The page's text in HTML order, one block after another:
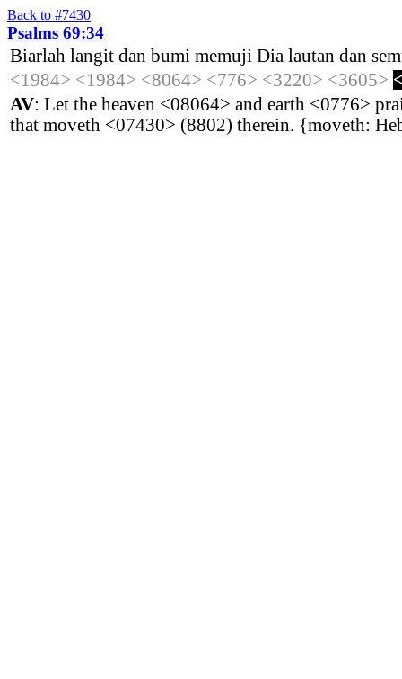
Back to #7430
Psalms 69:34
Biarlah langit dan bumi memuji Dia lautan dan
<1984> <1984> <8064> <776> <3220> <3605>
AV: Let the heaven <08064> and earth <0776>
that moveth <07430> (8802) therein. {moveth: